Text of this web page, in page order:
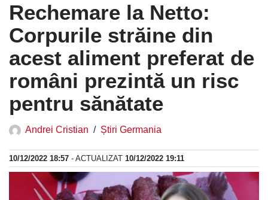
Rechemare la Netto:
Corpurile străine din
acest aliment preferat de
români prezintă un risc
pentru sănătate
Andrei Cristian Știri Germania
10/12/2022 18:57 - ACTUALIZAT 10/12/2022 19:11